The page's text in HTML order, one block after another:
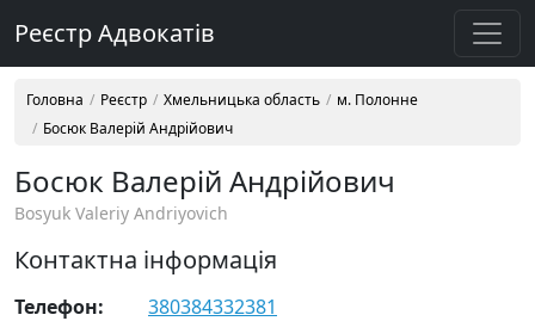
Реєстр Адвокатів
Головна Реєстр Хмельницька область
м. Полонне
Босюк Валерій Андрійович
Босюк Валерій Андрійович
Bosyuk Valeriy Andriyovich
Контактна інформація
Телефон:
380384332381